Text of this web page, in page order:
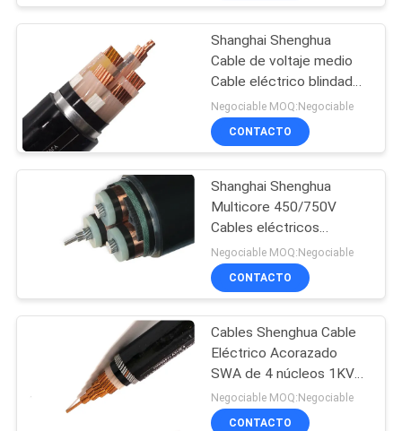
Cable forrado
caucho
cables de control
Shanghai Shenghua
Cable de voltaje medio
Cable eléctrico blindado,
alambre de aluminio
Cable blindado
Negociable MOQ:Negociable
CONTACTO
Shanghai Shenghua
Multicore 450/750V
Cables eléctricos
blindados de acero
Cables blindados de PVC
aislados de cobre
Negociable MOQ:Negociable
CONTACTO
Cables Shenghua Cable
Eléctrico Acorazado
SWA de 4 núcleos 1KV
Protección Ambiental
Antienvejecimiento
Negociable MOQ:Negociable
CONTACTO